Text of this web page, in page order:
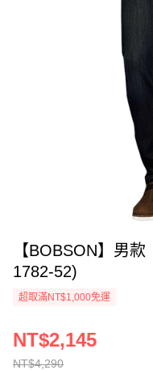
【BOBSON】男
1782-52)
超取滿NT$1,000免運
NT$4,290
NT$2,145